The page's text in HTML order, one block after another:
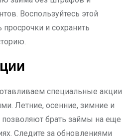
Воспользуйтесь этой
и сохранить
специальные акции
Летние, осенние, зимние и
брать займы на еще
Следите за обновлениями